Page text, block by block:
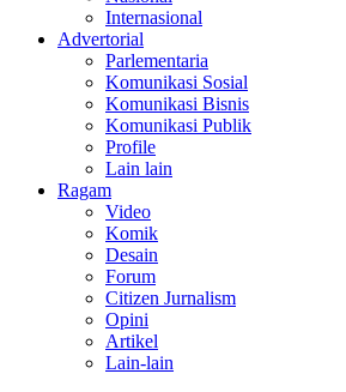
Internasional
Advertorial
Parlementaria
Komunikasi Sosial
Komunikasi Bisnis
Komunikasi Publik
Profile
Lain lain
Ragam
Video
Komik
Desain
Forum
Citizen Jurnalism
Opini
Artikel
Lain-lain